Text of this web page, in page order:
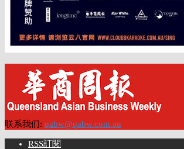
联系我们: qabw@qabw.com.au
RSS訂閱